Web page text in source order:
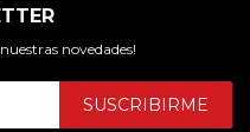
novedades!
SUSCRIBIRME